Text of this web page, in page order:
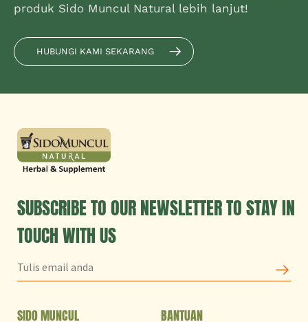
produk Sido Muncul Natural lebih lanjut!
HUBUNGI KAMI SEKARANG
SUBSCRIBE TO OUR NEWSLETTER TO STAY IN
TOUCH WITH US
SIDO MUNCUL BANTUAN